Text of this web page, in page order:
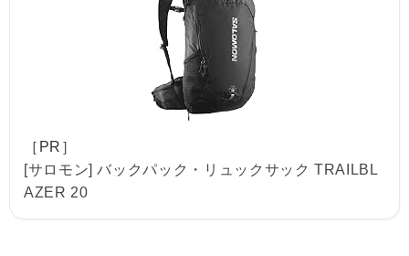
［PR］
[サロモン] バックパック・リュックサック TRAILBL
AZER 20